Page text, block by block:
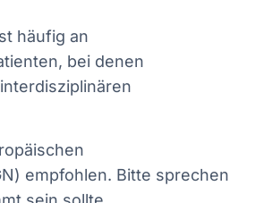
häufig an
bei denen
empfohlen. Bitte sprechen